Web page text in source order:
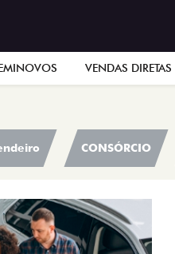
VENDAS DIRETAS
CONSÓRCIO